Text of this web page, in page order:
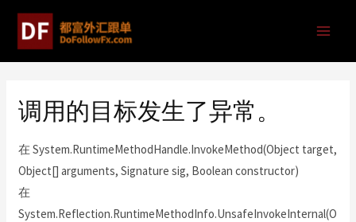
调用的目标发生了异常。
在 System.RuntimeMethodHandle.InvokeMethod(Object target,
Object[] arguments, Signature sig, Boolean constructor)
在
System.Reflection.RuntimeMethodInfo.UnsafeInvokeInternal(O